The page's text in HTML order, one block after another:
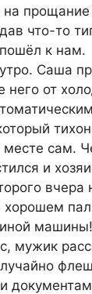
прощание
что-то
к нам.
Саша
него от
сам.
и
мужик